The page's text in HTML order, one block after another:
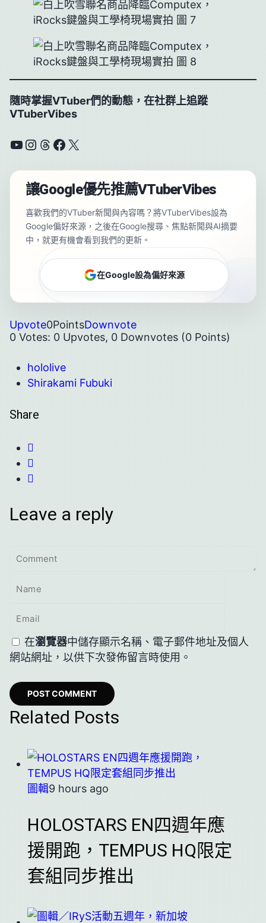
隨時掌握VTuber們的動態，在社群上追蹤
VTuberVibes
YouTube
Instagram
Threads
Facebook
X
讓Google優先推薦VTuberVibes
喜歡我們的VTuber新聞與內容嗎？將VTuberVibes設為
Google偏好來源，之後在Google搜尋、焦點新聞與AI摘要
中，就更有機會看到我們的更新。
在Google設為偏好來源
Upvote0PointsDownvote
0 Votes: 0 Upvotes, 0 Downvotes (0 Points)
hololive
Shirakami Fubuki
Share
Leave a reply
在瀏覽器中儲存顯示名稱、電子郵件地址及個人
網站網址，以供下次發佈留言時使用。
Related Posts
圖輯9 hours ago
HOLOSTARS EN四週年應
援開跑，TEMPUS HQ限定
套組同步推出